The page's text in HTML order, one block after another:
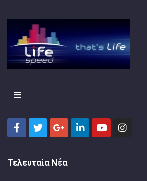
Τελευταία Νέα